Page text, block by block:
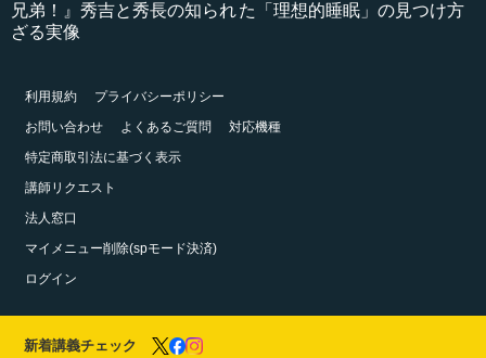
兄弟！』秀吉と秀長の知られ
ざる実像
た「理想的睡眠」の見つけ方
利用規約
プライバシーポリシー
お問い合わせ
よくあるご質問
対応機種
特定商取引法に基づく表示
講師リクエスト
法人窓口
マイメニュー削除(spモード決済)
ログイン
新着講義チェック